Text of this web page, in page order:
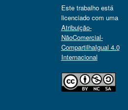
Este trabalho está
licenciado com uma
Atribuição-
NãoComercial-
CompartilhaIgual 4.0
Internacional